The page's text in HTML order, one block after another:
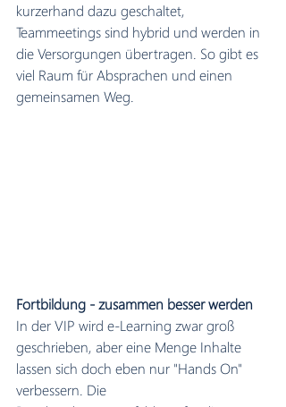
kurzerhand dazu geschaltet,
Teammeetings sind hybrid und werden in
die Versorgungen übertragen. So gibt es
viel Raum für Absprachen und einen
gemeinsamen Weg.
Fortbildung - zusammen besser werden
In der VIP wird e-Learning zwar groß
geschrieben, aber eine Menge Inhalte
lassen sich doch eben nur "Hands On"
verbessern. Die